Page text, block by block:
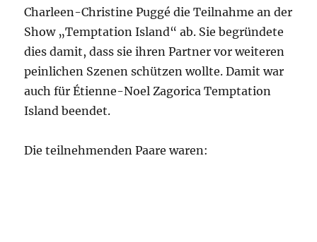
Charleen-Christine Puggé die Teilnahme an der
Show „Temptation Island“ ab. Sie begründete
dies damit, dass sie ihren Partner vor weiteren
peinlichen Szenen schützen wollte. Damit war
auch für Étienne-Noel Zagorica Temptation
Island beendet.
Die teilnehmenden Paare waren: